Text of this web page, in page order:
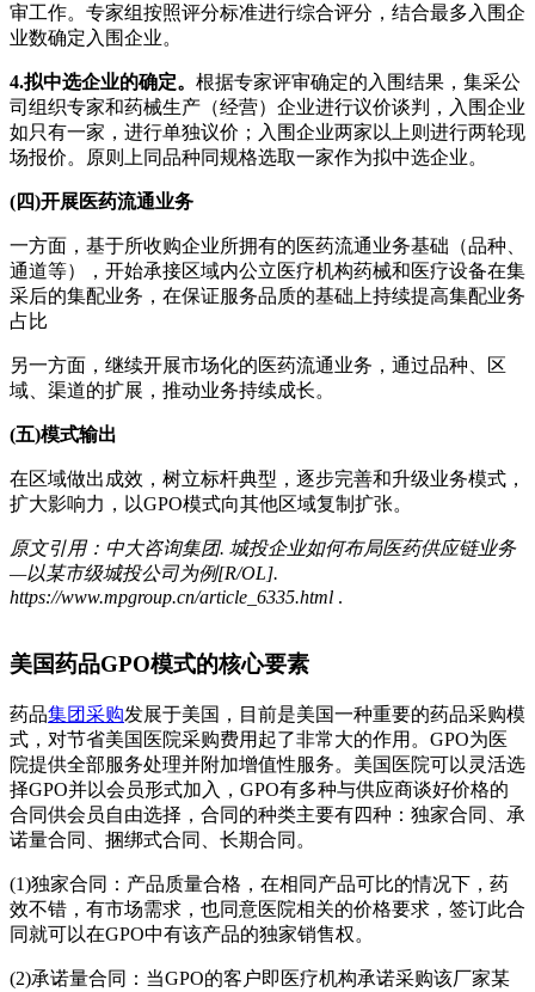
审工作。专家组按照评分标准进行综合评分，结合最多入围企
业数确定入围企业。
4.拟中选企业的确定。 根据专家评审确定的入围结果，集采公
司组织专家和药械生产（经营）企业进行议价谈判，入围企业
如只有一家，进行单独议价；入围企业两家以上则进行两轮现
场报价。原则上同品种同规格选取一家作为拟中选企业。
(四)开展医药流通业务
一方面，基于所收购企业所拥有的医药流通业务基础（品种、
通道等），开始承接区域内公立医疗机构药械和医疗设备在集
采后的集配业务，在保证服务品质的基础上持续提高集配业务
占比
另一方面，继续开展市场化的医药流通业务，通过品种、区
域、渠道的扩展，推动业务持续成长。
(五)模式输出
在区域做出成效，树立标杆典型，逐步完善和升级业务模式，
扩大影响力，以GPO模式向其他区域复制扩张。
原文引用：中大咨询集团. 城投企业如何布局医药供应链业务
—以某市级城投公司为例[R/OL].
https://www.mpgroup.cn/article_6335.html .
美国药品GPO模式的核心要素
药品集团采购发展于美国，目前是美国一种重要的药品采购模
式，对节省美国医院采购费用起了非常大的作用。GPO为医
院提供全部服务处理并附加增值性服务。美国医院可以灵活选
择GPO并以会员形式加入，GPO有多种与供应商谈好价格的
合同供会员自由选择，合同的种类主要有四种：独家合同、承
诺量合同、捆绑式合同、长期合同。
(1)独家合同：产品质量合格，在相同产品可比的情况下，药
效不错，有市场需求，也同意医院相关的价格要求，签订此合
同就可以在GPO中有该产品的独家销售权。
(2)承诺量合同：当GPO的客户即医疗机构承诺采购该厂家某